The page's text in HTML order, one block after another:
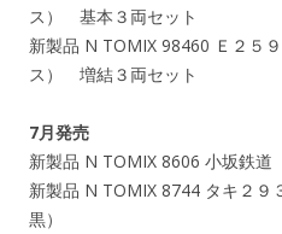
ス） 基本３両セット
新製品 N TOMIX 98460 Ｅ２５
ス） 増結３両セット
7月発売
新製品 N TOMIX 8606 小坂鉄
新製品 N TOMIX 8744 タキ２９
黒）